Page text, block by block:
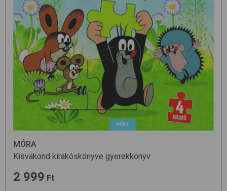
MÓRA
Kisvakond kirakóskönyve gyerekkönyv
2 999 Ft